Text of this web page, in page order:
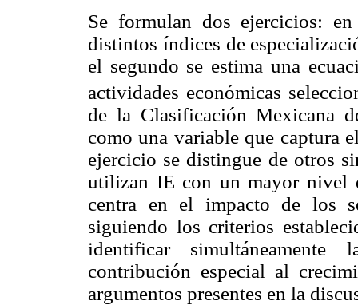
Se formulan dos ejercicios:
distintos índices de
el segundo se estima una
actividades económicas
de la Clasificación Mexicana
como una variable que captura
ejercicio se distingue de otros
utilizan IE con un mayor nivel
centra en el impacto de los
siguiendo los criterios
identificar
contribución especial al
argumentos presentes en la